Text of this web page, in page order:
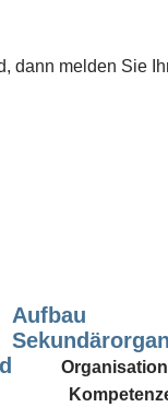
dann melden Sie
Aufbau